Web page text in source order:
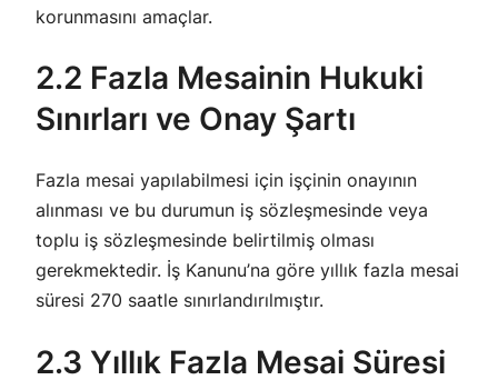
korunmasını amaçlar.
2.2 Fazla Mesainin Hukuki
Sınırları ve Onay Şartı
Fazla mesai yapılabilmesi için işçinin onayının
alınması ve bu durumun iş sözleşmesinde veya
toplu iş sözleşmesinde belirtilmiş olması
gerekmektedir. İş Kanunu’na göre yıllık fazla mesai
süresi 270 saatle sınırlandırılmıştır.
2.3 Yıllık Fazla Mesai Süresi